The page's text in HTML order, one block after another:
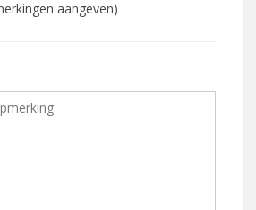
aangeven)